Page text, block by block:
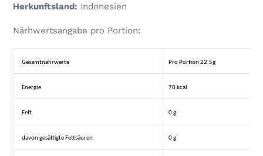
Herkunftsland: Indonesien
Närhwertsangabe pro Portion:
Gesamtnährwerte ProPortion 22.5g
Energie 70kcal
Fett 0g
davongesättigteFettsäuren 0g